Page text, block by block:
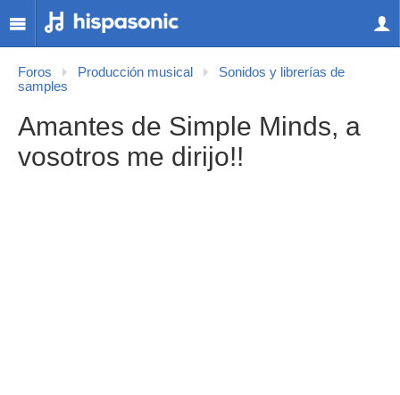
Foros Producción musical
Sonidos y librerías de
samples
Amantes de Simple Minds, a
vosotros me dirijo!!